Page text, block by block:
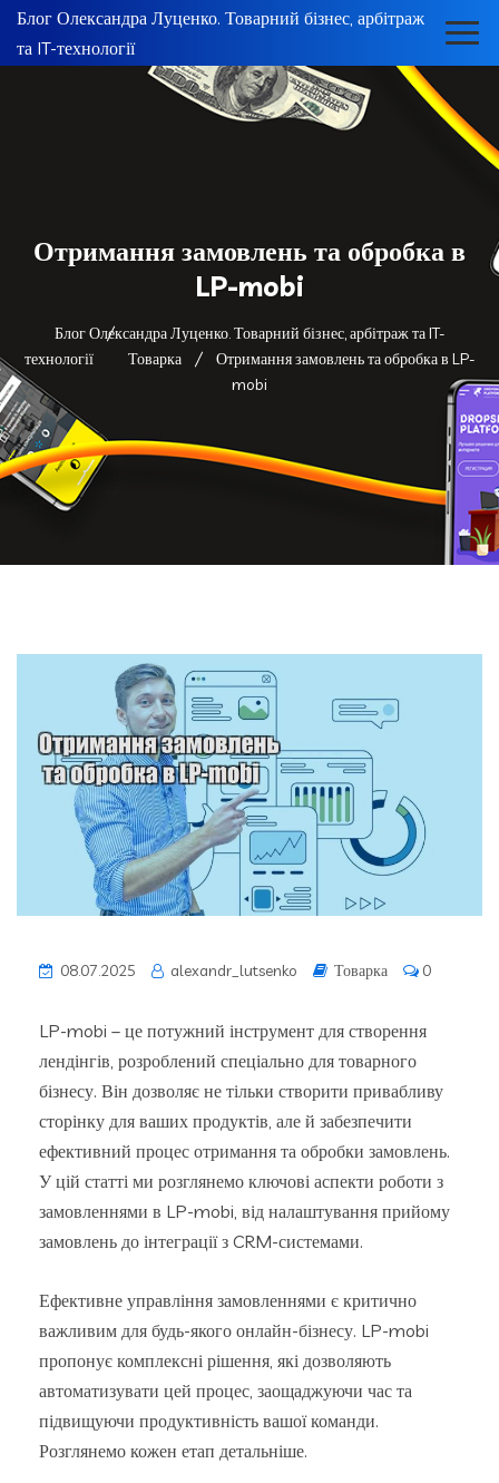
Блог Олександра Луценко. Товарний бізнес, арбітраж
та IT-технології
Отримання замовлень та обробка в
LP-mobi
Блог Олександра Луценко. Товарний бізнес, арбітраж та IT-
технології
Товарка
Отримання замовлень та обробка в LP-
mobi
08.07.2025 alexandr_lutsenko Товарка 0
LP-mobi – це потужний інструмент для створення
лендінгів, розроблений спеціально для товарного
бізнесу. Він дозволяє не тільки створити привабливу
сторінку для ваших продуктів, але й забезпечити
ефективний процес отримання та обробки замовлень.
У цій статті ми розглянемо ключові аспекти роботи з
замовленнями в LP-mobi, від налаштування прийому
замовлень до інтеграції з CRM-системами.
Ефективне управління замовленнями є критично
важливим для будь-якого онлайн-бізнесу. LP-mobi
пропонує комплексні рішення, які дозволяють
автоматизувати цей процес, заощаджуючи час та
підвищуючи продуктивність вашої команди.
Розглянемо кожен етап детальніше.